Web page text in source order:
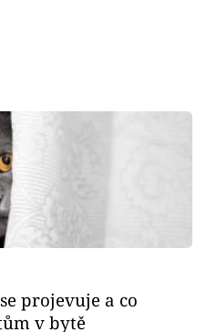
projevuje a co
v bytě